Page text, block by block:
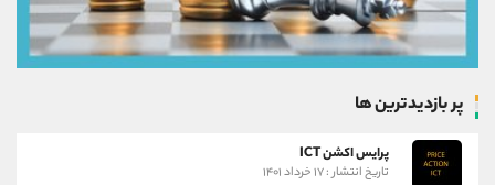
پر بازدیدترین ها
پرایس اکشن ICT
تاریخ انتشار : ۱۷ خرداد ۱۴۰۱